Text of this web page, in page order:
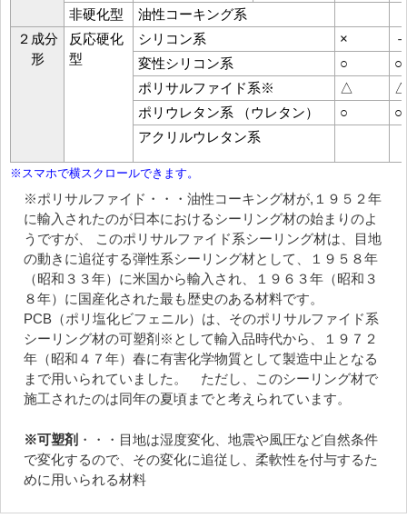
非硬化型
油性コーキング系
２成分
形
反応硬化
型
シリコン系 ×
－
変性シリコン系
○
○
ポリサルファイド系※
△
△
ポリウレタン系 （ウレタン）
○
○
アクリルウレタン系
※ポリサルファイド ・・・油性コーキング材が,１９５２年
に輸入されたのが日本におけるシーリング材の始まりのよ
うですが、 このポリサルファイド系シーリング材は、目地
の動きに追従する弾性系シーリング材として、１９５８年
（昭和３３年）に米国から輸入され、１９６３年（昭和３
８年）に国産化された最も歴史のある材料です。
PCB（ポリ塩化ビフェニル）は、そのポリサルファイド系
シーリング材の可塑剤※として輸入品時代から、１９７２
年（昭和４７年）春に有害化学物質として製造中止となる
まで用いられていました。 ただし、このシーリング材で
施工されたのは同年の夏頃までと考えられています。
※可塑剤 ・・・目地は湿度変化、地震や風圧など自然条件
で変化するので、その変化に追従し、柔軟性を付与するた
めに用いられる材料